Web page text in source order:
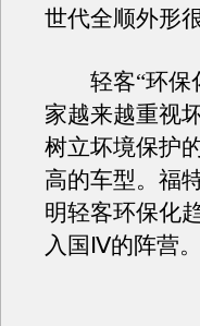
世代全顺外形
轻客“环保化
家越来越重视
树立坏境保护
高的车型。福
明轻客环保化
入国Ⅳ的阵营。